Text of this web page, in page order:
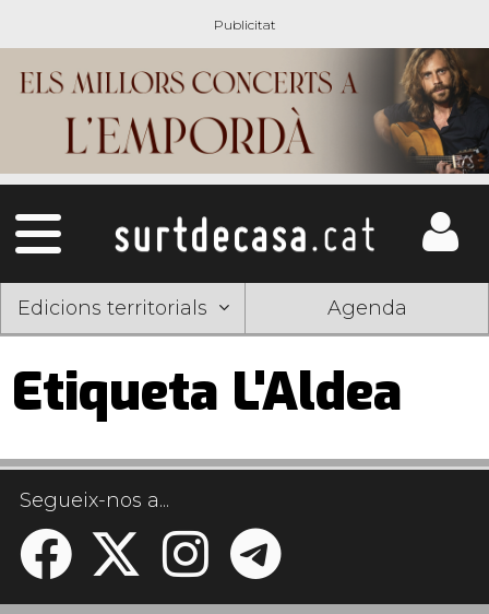
Edicions territorials Agenda
Etiqueta L'Aldea
Segueix-nos a...